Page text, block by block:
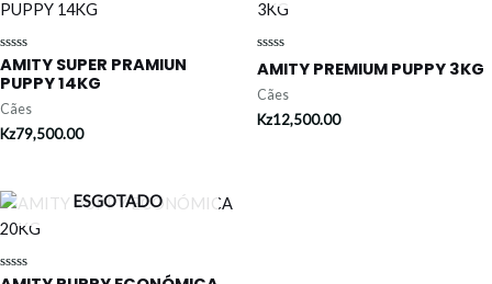
Avaliação
0
de
5
AMITY SUPER PRAMIUN
PUPPY 14KG
Cães
Kz79,500.00
Avaliação
0
de
5
AMITY PREMIUM PUPPY 3KG
Cães
Kz12,500.00
ESGOTADO